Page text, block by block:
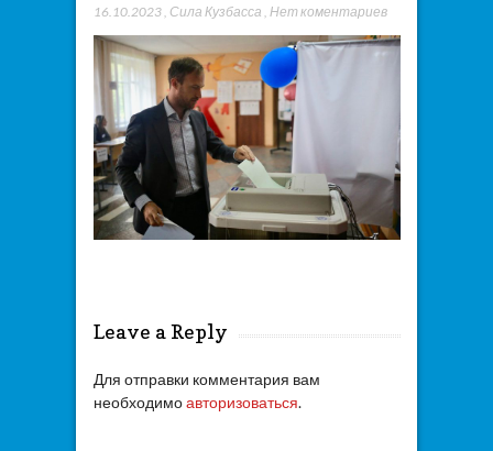
16.10.2023, Сила Кузбасса Нет коментариев
Leave a Reply
Для отправки комментария вам
необходимоавторизоваться.